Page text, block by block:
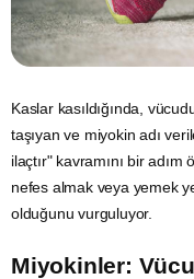
Kaslar kasıldığında,
taşıyan ve miyokin adı
ilaçtır" kavramını bir
nefes almak veya yemek
olduğunu vurguluyor.
Miyokinler: